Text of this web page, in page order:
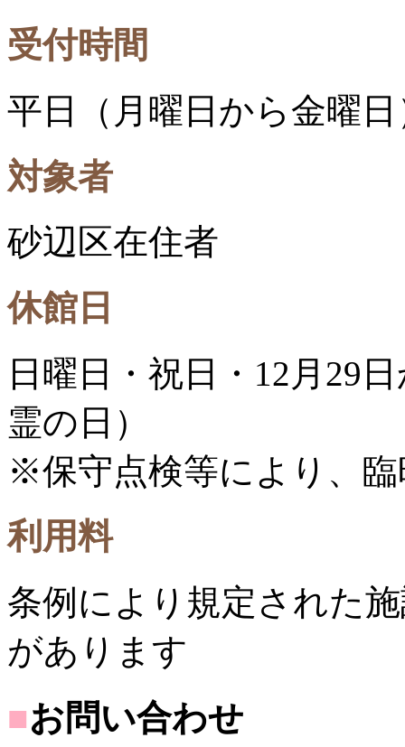
受付時間
平日（月曜日から金曜
対象者
砂辺区在住者
休館日
日曜日・祝日・12月29
霊の日）
※保守点検等により、
利用料
条例により規定された
があります
■お問い合わせ